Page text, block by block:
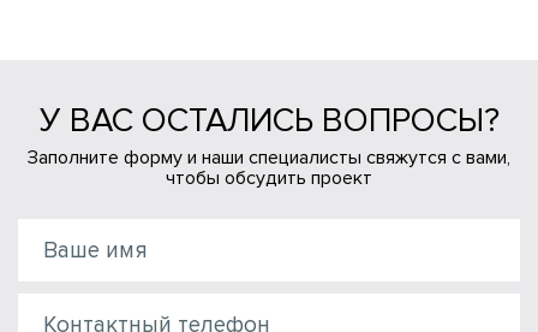
У ВАС ОСТАЛИСЬ ВОПРОСЫ?
Заполните форму и наши специалисты свяжутся с вами,
чтобы обсудить проект